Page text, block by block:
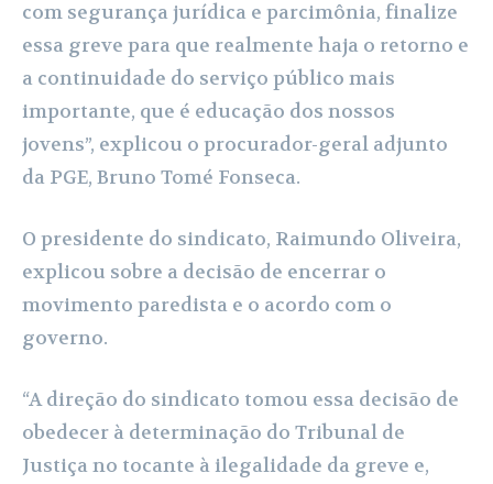
com segurança jurídica e parcimônia, finalize
essa greve para que realmente haja o retorno e
a continuidade do serviço público mais
importante, que é educação dos nossos
jovens”, explicou o procurador-geral adjunto
da PGE, Bruno Tomé Fonseca.
O presidente do sindicato, Raimundo Oliveira,
explicou sobre a decisão de encerrar o
movimento paredista e o acordo com o
governo.
“A direção do sindicato tomou essa decisão de
obedecer à determinação do Tribunal de
Justiça no tocante à ilegalidade da greve e,